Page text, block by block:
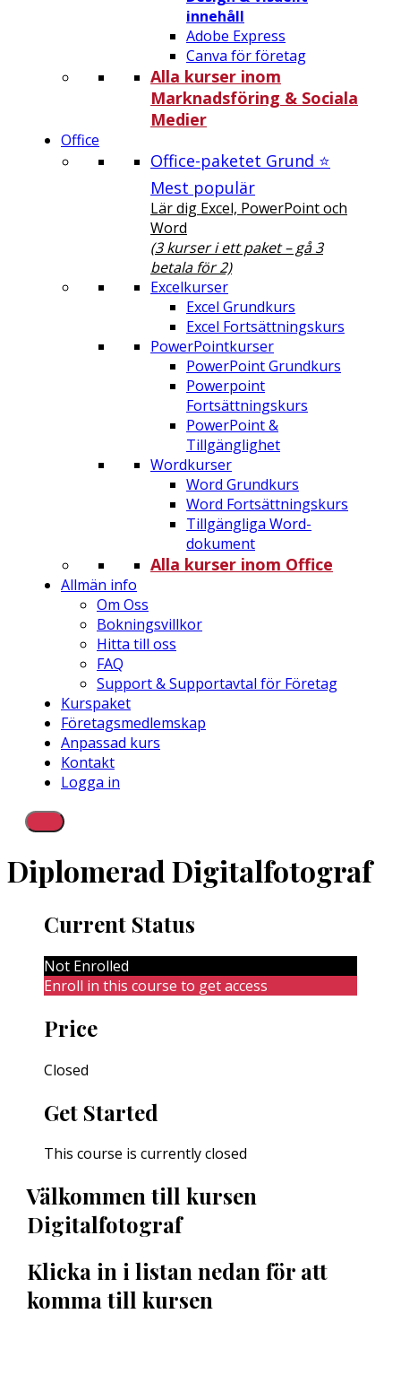
innehåll
Adobe Express
Canva för företag
Alla kurser inom
Marknadsföring & Sociala
Medier
Office
Office-paketet Grund ⭐
Mest populär
Lär dig Excel, PowerPoint och
Word
(3 kurser i ett paket – gå 3
betala för 2)
Excelkurser
Excel Grundkurs
Excel Fortsättningskurs
PowerPointkurser
PowerPoint Grundkurs
Powerpoint
Fortsättningskurs
PowerPoint &
Tillgänglighet
Wordkurser
Word Grundkurs
Word Fortsättningskurs
Tillgängliga Word-
dokument
Alla kurser inom Office
Allmän info
Om Oss
Bokningsvillkor
Hitta till oss
FAQ
Support & Supportavtal för Företag
Kurspaket
Företagsmedlemskap
Anpassad kurs
Kontakt
Logga in
Diplomerad Digitalfotograf
Current Status
Not Enrolled
Enroll in this course to get access
Price
Closed
Get Started
This course is currently closed
Välkommen till kursen
Digitalfotograf
Klicka in i listan nedan för att
komma till kursen